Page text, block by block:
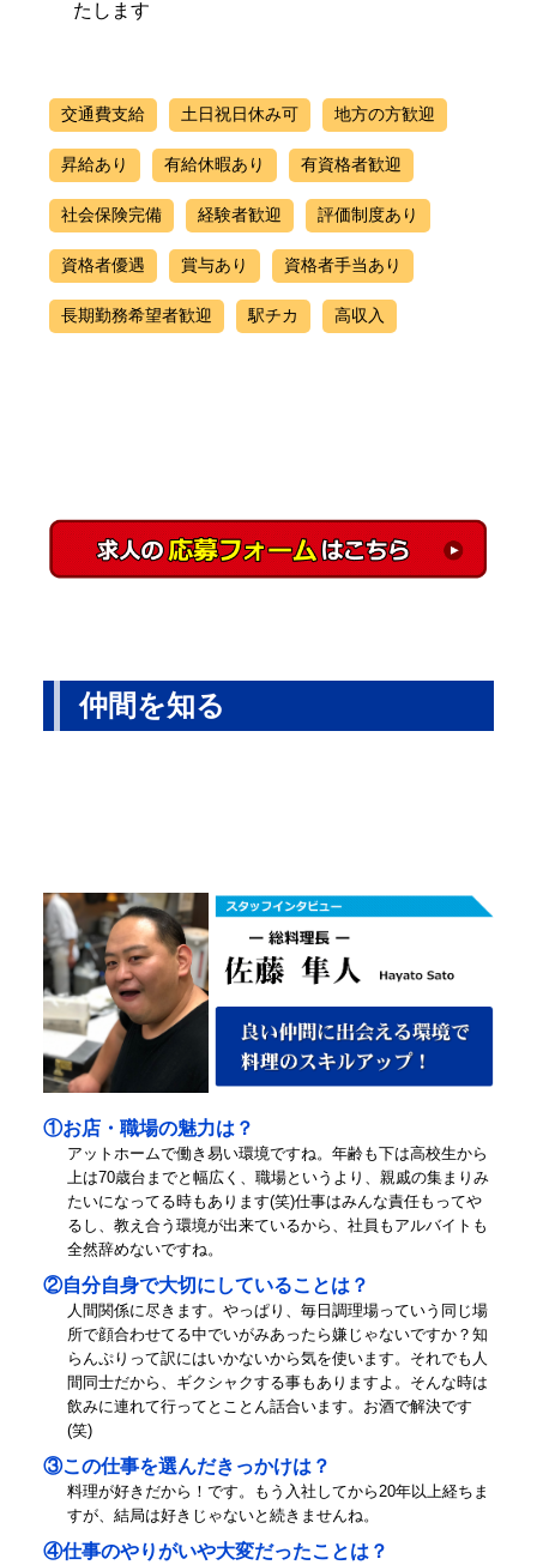
たします
交通費支給 土日祝日休み可 地方の方歓迎
昇給あり 有給休暇あり 有資格者歓迎
社会保険完備 経験者歓迎 評価制度あり
資格者優遇 賞与あり 資格者手当あり
長期勤務希望者歓迎 駅チカ 高収入
仲間を知る
①お店・職場の魅力は？
アットホームで働き易い環境ですね。年齢も下は高校生から
上は70歳台までと幅広く、職場というより、親戚の集まりみ
たいになってる時もあります(笑)仕事はみんな責任もってや
るし、教え合う環境が出来ているから、社員もアルバイトも
全然辞めないですね。
②自分自身で大切にしていることは？
人間関係に尽きます。やっぱり、毎日調理場っていう同じ場
所で顔合わせてる中でいがみあったら嫌じゃないですか？知
らんぷりって訳にはいかないから気を使います。それでも人
間同士だから、ギクシャクする事もありますよ。そんな時は
飲みに連れて行ってとことん話合います。お酒で解決です
(笑)
③この仕事を選んだきっかけは？
料理が好きだから！です。もう入社してから20年以上経ちま
すが、結局は好きじゃないと続きませんね。
④仕事のやりがいや大変だったことは？